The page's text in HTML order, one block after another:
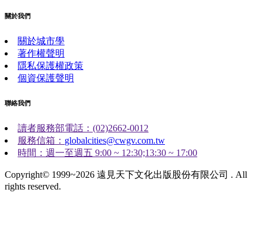
關於我們
關於城市學
著作權聲明
隱私保護權政策
個資保護聲明
聯絡我們
讀者服務部電話：(02)2662-0012
服務信箱： globalcities@cwgv.com.tw
時間：週一至週五 9:00 ~ 12:30;13:30 ~ 17:00
Copyright© 1999~2026 遠見天下文化出版股份有限公司 . All
rights reserved.